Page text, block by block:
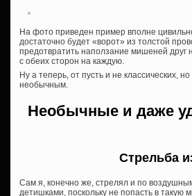
На фото приведен пример вполне
достаточно будет «ворот» из толстой
предотвратить наползание мишеней друг
с обеих сторон на каждую.
Ну а теперь, от пусть и не классических,
необычным.
Необычные и даже
Стрельба
Сам я, конечно же, стрелял и по
детишками, поскольку не попасть в